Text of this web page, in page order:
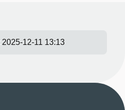
2025-12-11 13:13